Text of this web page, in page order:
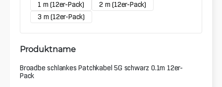
1 m (12er-Pack)
2 m (12er-Pack)
3 m (12er-Pack)
Produktname
Broadbe schlankes Patchkabel 5G schwarz 0.1m 12er-
Pack